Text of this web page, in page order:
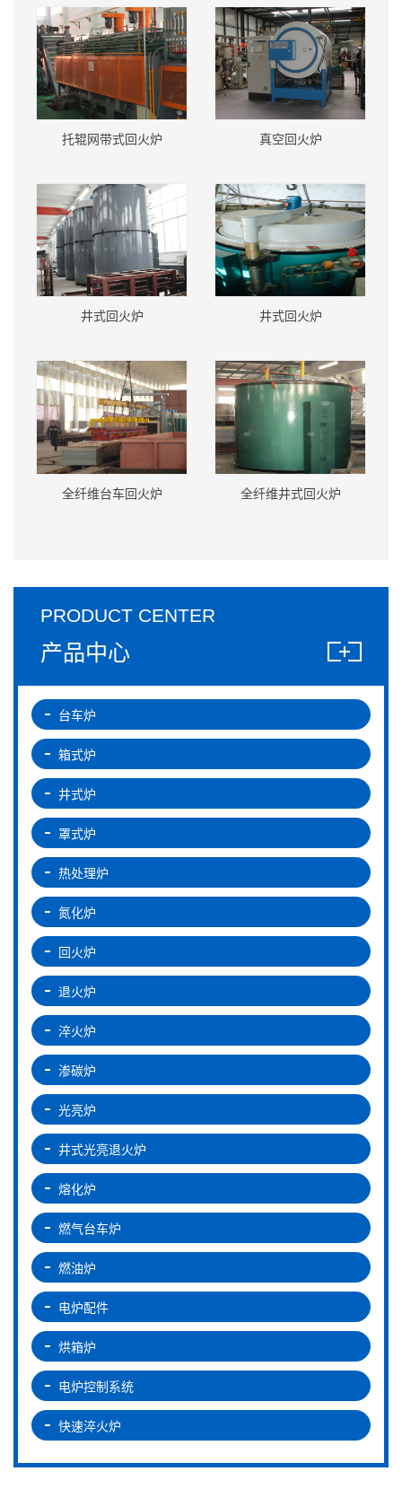
托辊网带式回火炉 真空回火炉
井式回火炉 井式回火炉
全纤维台车回火炉 全纤维井式回火炉
PRODUCT CENTER
产品中心
台车炉
箱式炉
井式炉
罩式炉
热处理炉
氮化炉
回火炉
退火炉
淬火炉
渗碳炉
光亮炉
井式光亮退火炉
熔化炉
燃气台车炉
燃油炉
电炉配件
烘箱炉
电炉控制系统
快速淬火炉